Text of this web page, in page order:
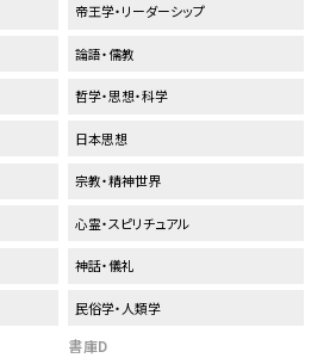
帝王学・リーダーシップ
論語・儒教
哲学・思想・科学
日本思想
宗教・精神世界
心霊・スピリチュアル
神話・儀礼
民俗学・人類学
書庫D